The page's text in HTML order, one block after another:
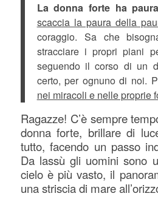
La donna forte ha
scaccia la paura della
coraggio. Sa che
stracciare i propri piani
seguendo il corso di un
certo, per ognuno di noi.
nei miracoli e nelle proprie
Ragazze! C’è sempre
donna forte, brillare di
tutto, facendo un passo
Da lassù gli uomini sono
cielo è più vasto, il
una striscia di mare